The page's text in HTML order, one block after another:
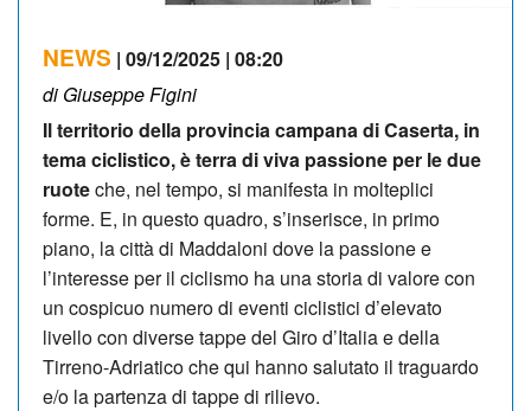
NEWS | 09/12/2025 | 08:20
di Giuseppe Figini
Il territorio della provincia campana di Caserta, in
tema ciclistico, è terra di viva passione per le due
ruoteche, nel tempo, si manifesta in molteplici
forme. E, in questo quadro, s’inserisce, in primo
piano, la città di Maddaloni dove la passione e
l’interesse per il ciclismo ha una storia di valore con
un cospicuo numero di eventi ciclistici d’elevato
livello con diverse tappe del Giro d’Italia e della
Tirreno-Adriatico che qui hanno salutato il traguardo
e/o la partenza di tappe di rilievo.